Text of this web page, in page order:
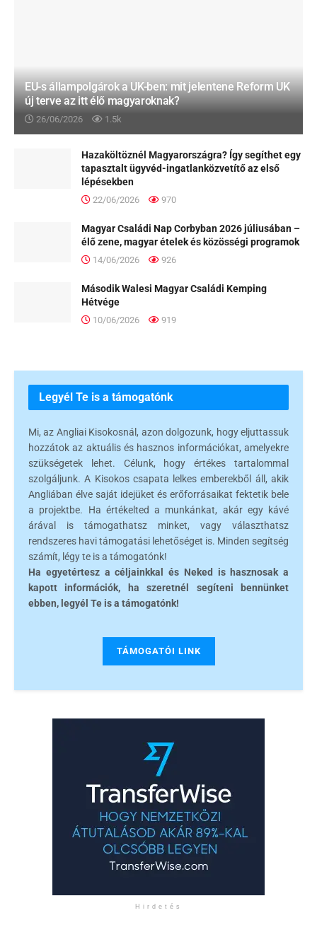
EU-s állampolgárok a UK-ben: mit jelentene Reform UK
új terve az itt élő magyaroknak?
26/06/2026 1.5k
Hazaköltöznél Magyarországra? Így segíthet egy
tapasztalt ügyvéd-ingatlanközvetítő az első
lépésekben
22/06/2026 970
Magyar Családi Nap Corbyban 2026 júliusában –
élő zene, magyar ételek és közösségi programok
14/06/2026 926
Második Walesi Magyar Családi Kemping
Hétvége
10/06/2026 919
Legyél Te is a támogatónk
Mi, az Angliai Kisokosnál, azon dolgozunk, hogy eljuttassuk
hozzátok az aktuális és hasznos információkat, amelyekre
szükségetek lehet. Célunk, hogy értékes tartalommal
szolgáljunk. A Kisokos csapata lelkes emberekből áll, akik
Angliában élve saját idejüket és erőforrásaikat fektetik bele
a projektbe. Ha értékelted a munkánkat, akár egy kávé
árával is támogathatsz minket, vagy választhatsz
rendszeres havi támogatási lehetőséget is. Minden segítség
számít, légy te is a támogatónk!
Ha egyetértesz a céljainkkal és Neked is hasznosak a
kapott információk, ha szeretnél segíteni bennünket
ebben, legyél Te is a támogatónk!
TÁMOGATÓI LINK
Hirdetés